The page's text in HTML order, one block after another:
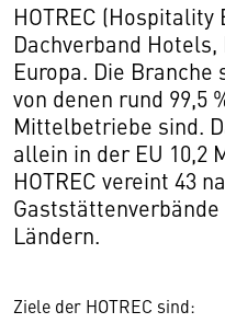
HOTREC
Dachverband
Europa. Die
von denen rund 99,5
Mittelbetriebe sind.
allein in der EU 10,2
HOTREC vereint 43
Ländern.
Ziele der HOTREC sind: